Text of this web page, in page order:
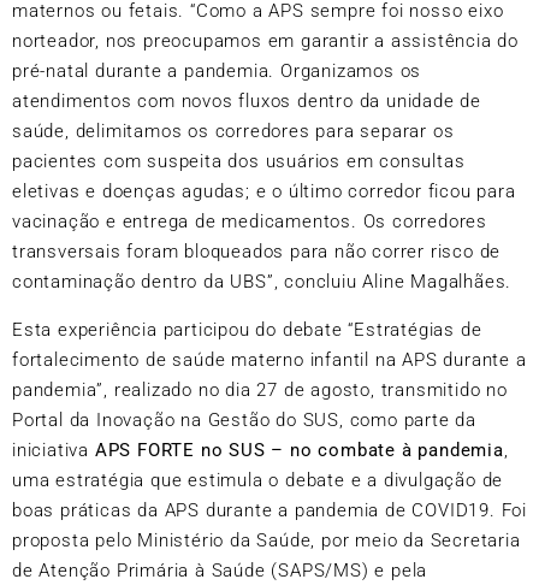
maternos ou fetais. “Como a APS sempre foi nosso eixo
norteador, nos preocupamos em garantir a assistência do
pré-natal durante a pandemia. Organizamos os
atendimentos com novos fluxos dentro da unidade de
saúde, delimitamos os corredores para separar os
pacientes com suspeita dos usuários em consultas
eletivas e doenças agudas; e o último corredor ficou para
vacinação e entrega de medicamentos. Os corredores
transversais foram bloqueados para não correr risco de
contaminação dentro da UBS”, concluiu Aline Magalhães.
Esta experiência participou do debate“Estratégias de
fortalecimento de saúde materno infantil na APS durante a
pandemia”,
realizado no dia 27 de agosto, transmitido no
Portal da Inovação na Gestão do SUS, como parte da
iniciativa APS FORTE no SUS – no combate à pandemia
uma estratégia que estimula o debate e a divulgação de
boas práticas da APS durante a pandemia de COVID19. Foi
proposta pelo Ministério da Saúde, por meio da Secretaria
de Atenção Primária à Saúde (SAPS/MS) e pela